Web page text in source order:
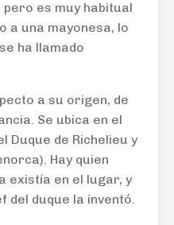
es muy habitual
a una mayonesa, lo
ha llamado
a su origen, de
Se ubica en el
Duque de Richelieu y
Hay quien
existía en el lugar, y
del duque la inventó.